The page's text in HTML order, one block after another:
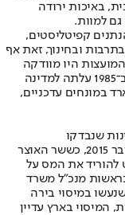
באיכות ירודה
למוות.
קפיטליסטים,
ובחינוך, זאת אף
ברית המועצות היו מוודקה
ומיין. הגבלת האלכוהול שהנהיג הנשיא גורבצ'וב ב־1985 עלתה למדינה
במונחים של אז, כ־20 מיליארד במונחים עדכניים,
שנבדקו
אולי הניסיון הזה השיב את ההיגיון אלינו בספטמבר 2015, כששר האוצר
להוריד את המס על
מנכ"ל משרד
במיסוי בירה
בארץ עדיין